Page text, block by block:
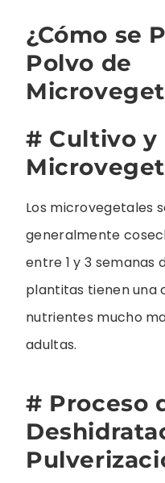
¿Cómo se
Polvo de
# Cultivo y
Los microvegetales
generalmente
entre 1 y 3 semanas
plantitas tienen una
nutrientes mucho
adultas.
# Proceso